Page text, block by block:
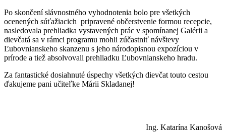
Po skončení slávnostného vyhodnotenia bolo pre všetkých
ocenených súťažiacich pripravené občerstvenie formou recepcie,
nasledovala prehliadka vystavených prác v spomínanej Galérii a
dievčatá sa v rámci programu mohli zúčastniť návštevy
Ľubovnianskeho skanzenu s jeho národopisnou expozíciou v
prírode a tiež absolvovali prehliadku Ľubovnianskeho hradu.
Za fantastické dosiahnuté úspechy všetkých dievčat touto cestou
ďakujeme pani učiteľke Márii Skladanej!
Ing. Katarína Kanošová